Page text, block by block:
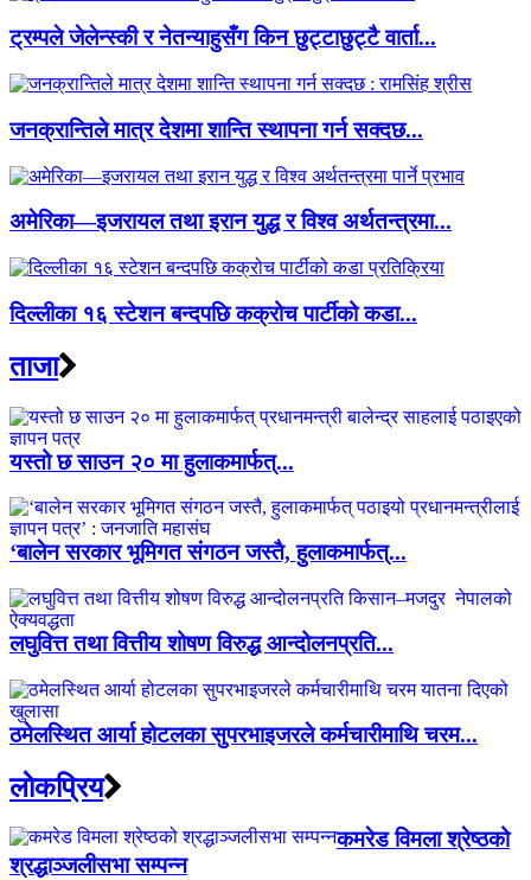
ट्रम्पले जेलेन्स्की र नेतन्याहुसँग किन छुट्टाछुट्टै वार्ता...
जनक्रान्तिले मात्र देशमा शान्ति स्थापना गर्न सक्दछ...
अमेरिका—इजरायल तथा इरान युद्ध र विश्व अर्थतन्त्रमा...
दिल्लीका १६ स्टेशन बन्दपछि कक्रोच पार्टीको कडा...
ताजा
यस्तो छ साउन २० मा हुलाकमार्फत्...
‘बालेन सरकार भूमिगत संगठन जस्तै, हुलाकमार्फत्...
लघुवित्त तथा वित्तीय शोषण विरुद्ध आन्दोलनप्रति...
ठमेलस्थित आर्या होटलका सुपरभाइजरले कर्मचारीमाथि चरम...
लाेकप्रिय
कमरेड विमला श्रेष्ठको
श्रद्धाञ्जलीसभा सम्पन्न